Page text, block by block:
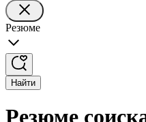
Резюме
Найти
Резюме